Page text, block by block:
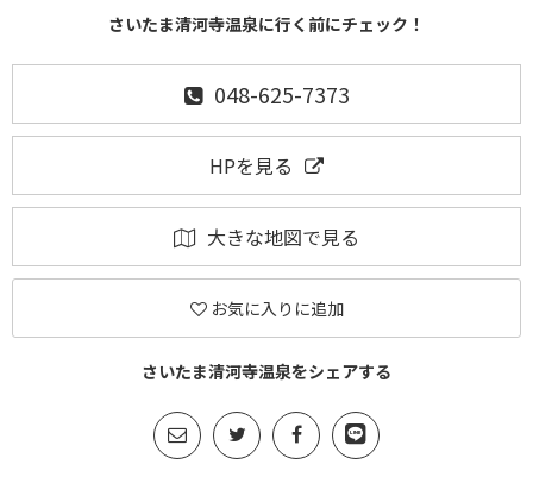
さいたま清河寺温泉に行く前にチェック！
048-625-7373
HPを見る
大きな地図で見る
お気に入りに追加
さいたま清河寺温泉をシェアする